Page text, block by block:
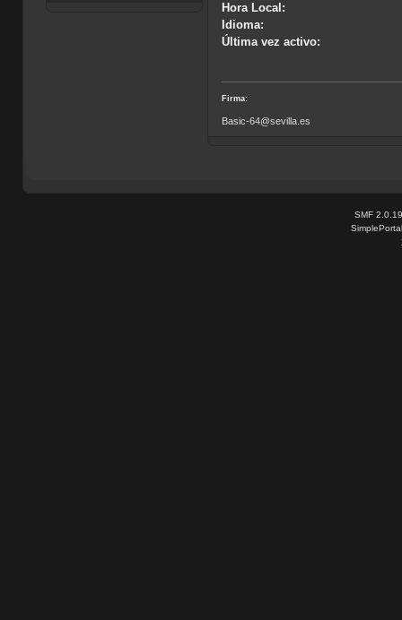
Hora Local:
Idioma:
Última vez activo:
Firma:
Basic-64@sevilla.es
SMF 2.0.19